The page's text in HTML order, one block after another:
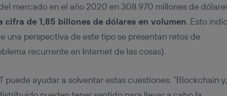
mercado en el año 2020 en 308.970 millones de
cifra de 1,85 billones de dólares en volumen. Esto
una perspectiva de este tipo se presentan retos de
recurrente en Internet de las cosas).
puede ayudar a solventar estas cuestiones. “Blockchain